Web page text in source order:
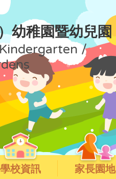
幼稚園暨幼兒園
/
學校資訊 家長園地